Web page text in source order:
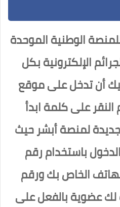
الوطنية الموحدة
الإلكترونية بكل
أن تدخل على موقع
النقر على كلمة ابدأ
جديدة لمنصة أبشر حيث
باستخدام رقم
الخاص بك ورقم
لك عضوية بالفعل على